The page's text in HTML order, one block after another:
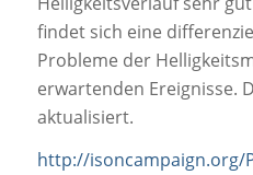
findet sich eine
Probleme der
erwartenden Ereignisse.
aktualisiert.
http://isoncampaign.org/